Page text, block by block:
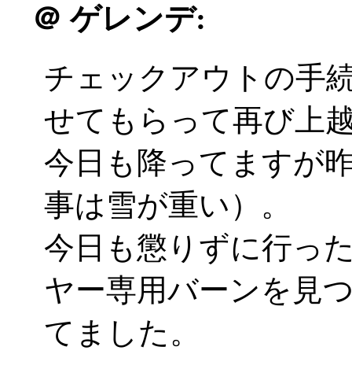
＠ ゲレンデ:
チェックアウトの手
せてもらって再び上
今日も降ってますが
事は雪が重い）。
今日も懲りずに行っ
ヤー専用バーンを見
てました。